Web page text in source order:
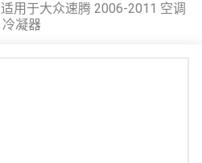
适用于大众速腾 2006-2011 空调
冷凝器